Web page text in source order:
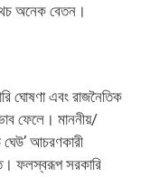
অনেক বেতন।
ঘোষণা এবং রাজনৈতিক
ফেলে। মাননীয়/
ঘেউ’ আচরণকারী
ফলস্বরূপ সরকারি